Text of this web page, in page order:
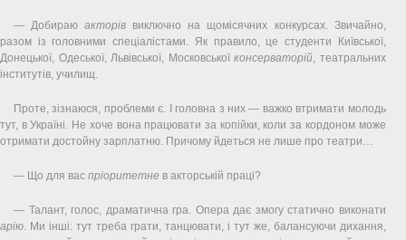
— Добираюакторів виключно на щомісячних конкурсах. Звичайно,
разом із головними спеціалістами. Як правило, це студенти Київської,
Донецької, Одеської, Львівської, Московськоїконсерваторій, театральних
інститутів, училищ.
Проте, зізнаюся, проблеми є. І головна з них — важко втримати молодь
тут, в Україні. Не хоче вона працювати за копійки, коли за кордоном може
отримати достойну зарплатню. Причому йдеться не лише про театри…
— Що для вас пріоритетне в акторській праці?
— Талант, голос, драматична гра. Опера дає змогу статично виконати
арію. Ми інші: тут треба грати, танцювати, і тут же, балансуючи дихання,